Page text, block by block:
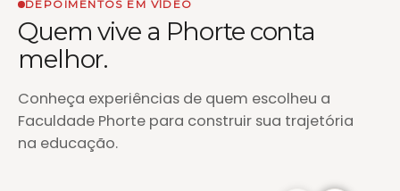
DEPOIMENTOS EM VÍDEO
Quem vive a Phorte conta
melhor.
Conheça experiências de quem escolheu a
Faculdade Phorte para construir sua trajetória
na educação.